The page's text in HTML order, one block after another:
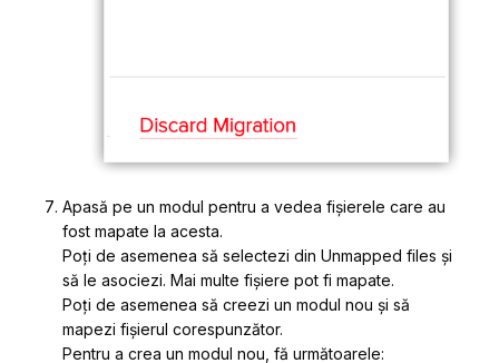
Apasă pe un modul pentru a vedea fișierele care au
fost mapate la acesta.
Poți de asemenea să selectezi din Unmapped files și
să le asociezi. Mai multe fișiere pot fi mapate.
Poți de asemenea să creezi un modul nou și să
mapezi fișierul corespunzător.
Pentru a crea un modul nou, fă următoarele: